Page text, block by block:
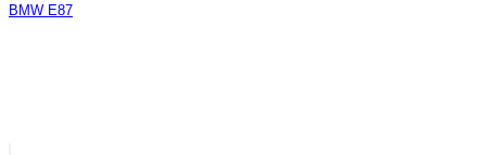
BMW E87